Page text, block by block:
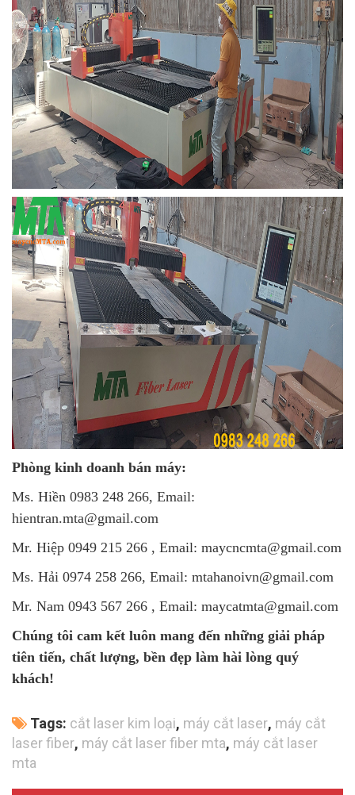
Phòng kinh doanh bán máy:
Ms. Hiền 0983 248 266, Email:
hientran.mta@gmail.com
Mr. Hiệp 0949 215 266 , Email: maycncmta@gmail.com
Ms. Hải 0974 258 266, Email: mtahanoivn@gmail.com
Mr. Nam 0943 567 266 , Email: maycatmta@gmail.com
Chúng tôi cam kết luôn mang đến những giải pháp
tiên tiến, chất lượng, bền đẹp làm hài lòng quý
khách!
Tags: cắt laser kim loại, máy cắt laser, máy cắt
laser fiber, máy cắt laser fiber mta, máy cắt laser
mta